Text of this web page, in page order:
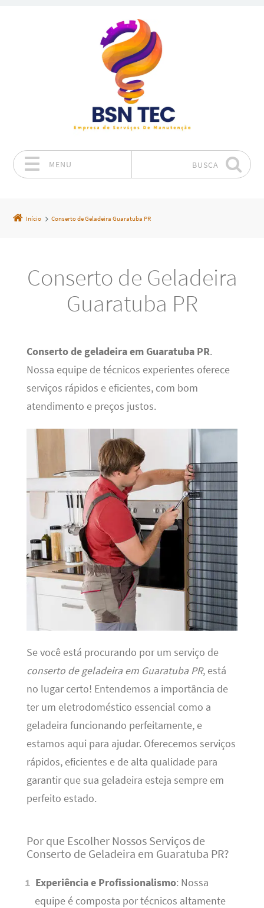
MENU BUSCA
Início Conserto de Geladeira Guaratuba PR
Conserto de Geladeira
Guaratuba PR
Conserto de geladeira em Guaratuba PR.
Nossa equipe de técnicos experientes oferece
serviços rápidos e eficientes, com bom
atendimento e preços justos.
Se você está procurando por um serviço de
conserto de geladeira em Guaratuba PR, está
no lugar certo! Entendemos a importância de
ter um eletrodoméstico essencial como a
geladeira funcionando perfeitamente, e
estamos aqui para ajudar. Oferecemos serviços
rápidos, eficientes e de alta qualidade para
garantir que sua geladeira esteja sempre em
perfeito estado.
Por que Escolher Nossos Serviços de
Conserto de Geladeira em Guaratuba PR?
Experiência e Profissionalismo: Nossa
equipe é composta por técnicos altamente